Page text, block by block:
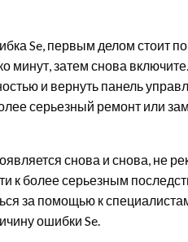
Se, первым делом стоит
минут, затем снова
и вернуть панель
серьезный ремонт или
снова и снова, не
к более серьезным
за помощью к
ошибки Se.